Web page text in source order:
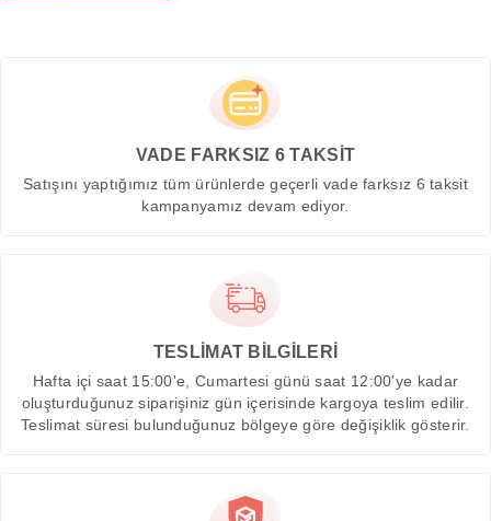
VADE FARKSIZ 6 TAKSİT
Satışını yaptığımız tüm ürünlerde geçerli vade farksız 6 taksit
kampanyamız devam ediyor.
TESLİMAT BİLGİLERİ
Hafta içi saat 15:00'e, Cumartesi günü saat 12:00'ye kadar
oluşturduğunuz siparişiniz gün içerisinde kargoya teslim edilir.
Teslimat süresi bulunduğunuz bölgeye göre değişiklik gösterir.